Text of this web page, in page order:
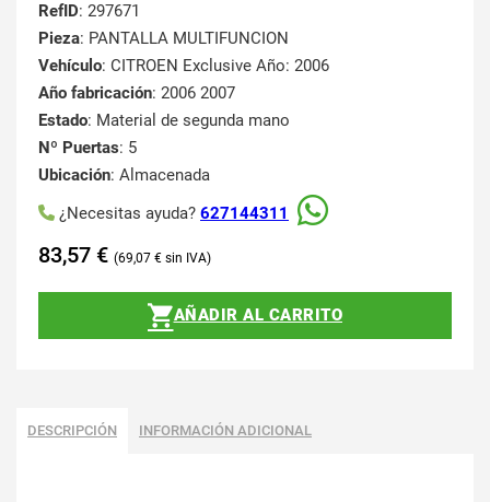
RefID: 297671
Pieza: PANTALLA MULTIFUNCION
Vehículo: CITROEN Exclusive Año: 2006
Año fabricación: 2006 2007
Estado: Material de segunda mano
Nº Puertas: 5
Ubicación: Almacenada
¿Necesitas ayuda? 627144311
83,57 € 69,07 €
AÑADIR AL CARRITO
DESCRIPCIÓN INFORMACIÓN ADICIONAL